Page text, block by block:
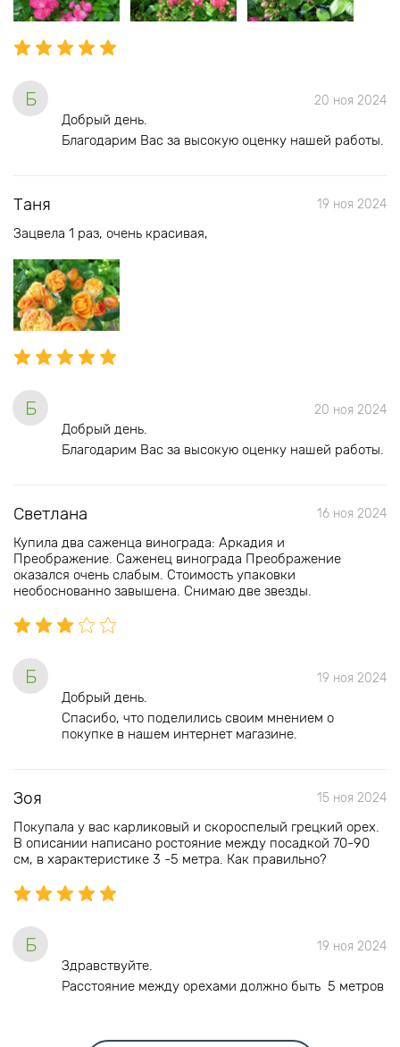
Б 20 ноя 2024
Добрый день.
Благодарим Вас за высокую оценку нашей работы.
Таня 19 ноя 2024
Зацвела 1 раз, очень красивая,
Б 20 ноя 2024
Добрый день.
Благодарим Вас за высокую оценку нашей работы.
Светлана 16 ноя 2024
Купила два саженца винограда: Аркадия и
Преображение. Саженец винограда Преображение
оказался очень слабым. Стоимость упаковки
необоснованно завышена. Снимаю две звезды.
Б 19 ноя 2024
Добрый день.
Спасибо, что поделились своим мнением о
покупке в нашем интернет магазине.
Зоя 15 ноя 2024
Покупала у вас карликовый и скороспелый грецкий орех.
В описании написано ростояние между посадкой 70-90
см, в характеристике 3 -5 метра. Как правильно?
Б 19 ноя 2024
Здравствуйте.
Расстояние между орехами должно быть 5 метров